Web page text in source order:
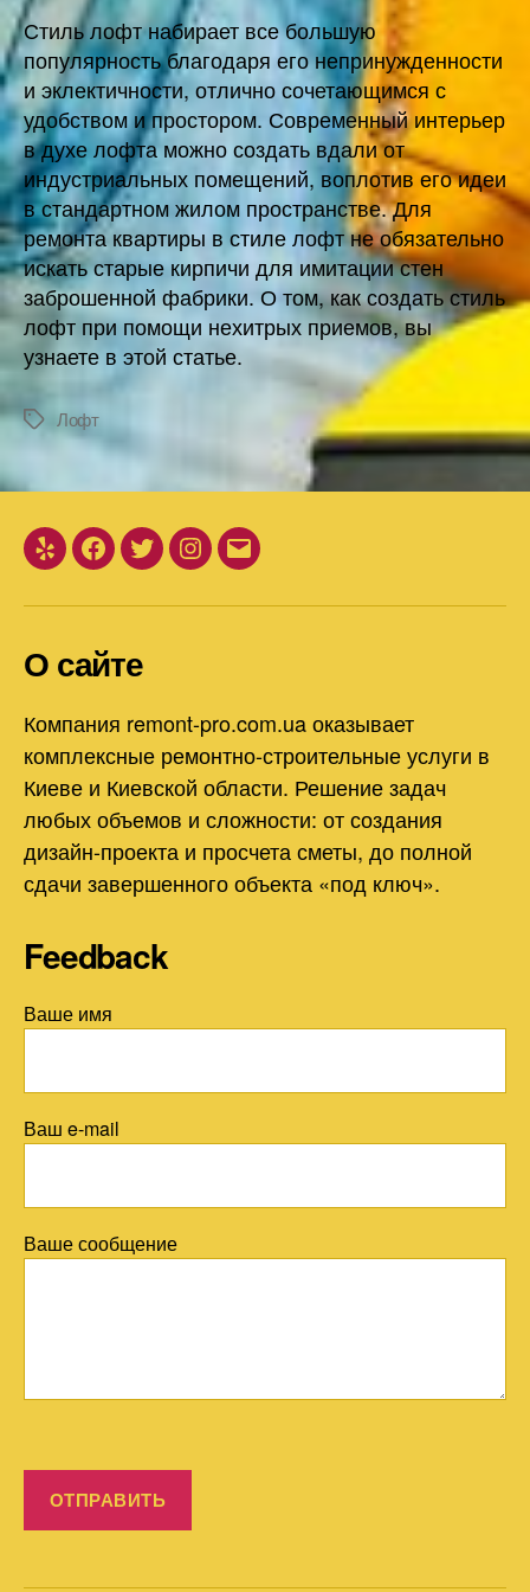
Стиль лофт набирает все большую
популярность благодаря его непринужденности
и эклектичности, отлично сочетающимся с
удобством и простором. Современный интерьер
в духе лофта можно создать вдали от
индустриальных помещений, воплотив его идеи
в стандартном жилом пространстве. Для
ремонта квартиры в стиле лофт не обязательно
искать старые кирпичи для имитации стен
заброшенной фабрики. О том, как создать стиль
лофт при помощи нехитрых приемов, вы
узнаете в этой статье.
МеткиЛофт
Yelp Facebook
TwitterInstagram
Email
О сайте
Компания remont-pro.com.ua оказывает
комплексные ремонтно-строительные услуги в
Киеве и Киевской области. Решение задач
любых объемов и сложности: от создания
дизайн-проекта и просчета сметы, до полной
сдачи завершенного объекта «под ключ».
Feedback
Ваше имя
Ваш e-mail
Ваше сообщение